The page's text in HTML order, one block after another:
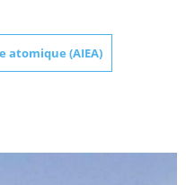
atomique (AIEA)